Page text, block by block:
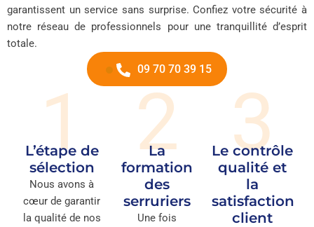
garantissent un service sans surprise. Confiez votre sécurité à
notre réseau de professionnels pour une tranquillité d’esprit
totale.
09 70 70 39 15
1
L’étape de
sélection
Nous avons à
cœur de garantir
la qualité de nos
2
La
formation
des
serruriers
Une fois
3
Le contrôle
qualité et
la
satisfaction
client